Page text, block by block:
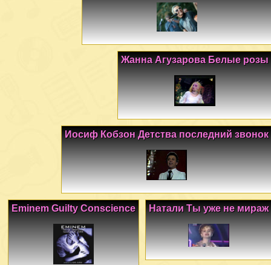
Жанна Агузарова Белые розы
Иосиф Кобзон Детства последний звонок
Натали Ты уже не мираж
Eminem Guilty Conscience